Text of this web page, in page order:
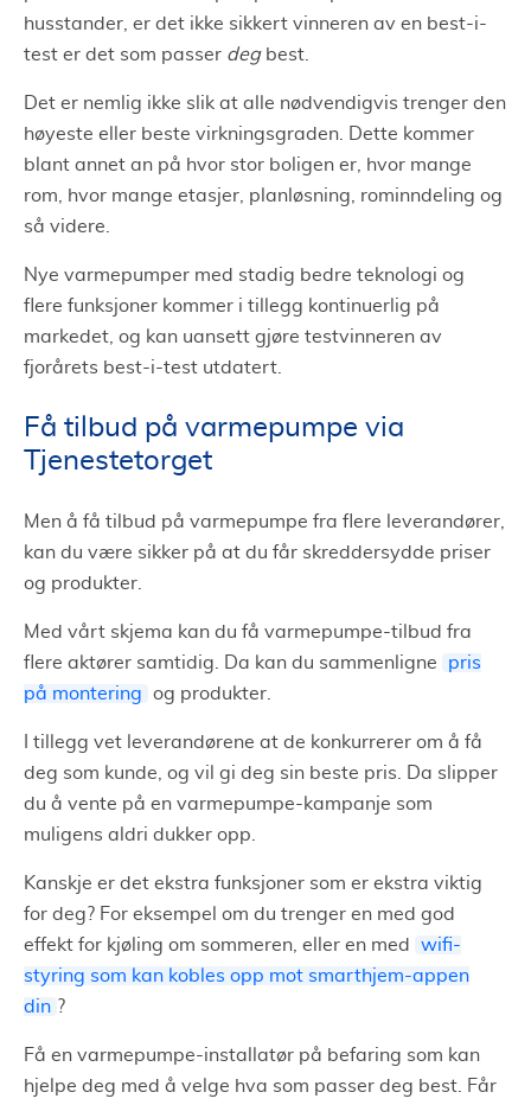
husstander, er det ikke sikkert vinneren av en best-i-
test er det som passer degbest.
Det er nemlig ikke slik at alle nødvendigvis trenger den
høyeste eller beste virkningsgraden. Dette kommer
blant annet an på hvor stor boligen er, hvor mange
rom, hvor mange etasjer, planløsning, rominndeling og
så videre.
Nye varmepumper med stadig bedre teknologi og
flere funksjoner kommer i tillegg kontinuerlig på
markedet, og kan uansett gjøre testvinneren av
fjorårets best-i-test utdatert.
Få tilbud på varmepumpe via
Tjenestetorget
Men å få tilbud på varmepumpe fra flere leverandører,
kan du være sikker på at du får skreddersydde priser
og produkter.
Med vårt skjema kan du få varmepumpe-tilbud fra
flere aktører samtidig. Da kan du sammenligne
pris
på montering
og produkter.
I tillegg vet leverandørene at de konkurrerer om å få
deg som kunde, og vil gi deg sin beste pris. Da slipper
du å vente på en varmepumpe-kampanje som
muligens aldri dukker opp.
Kanskje er det ekstra funksjoner som er ekstra viktig
for deg? For eksempel om du trenger en med god
effekt for kjøling om sommeren, eller en med
wifi-
styring som kan kobles opp mot smarthjem-appen
din ?
Få en varmepumpe-installatør på befaring som kan
hjelpe deg med å velge hva som passer deg best. Får